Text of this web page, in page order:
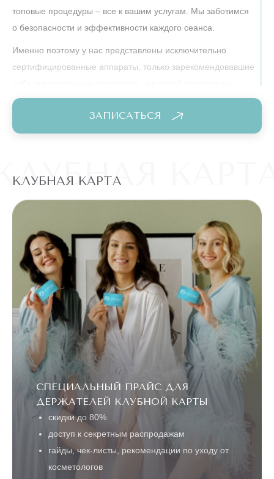
Мурманск
Нижний Новгород
Нижний Тагил
Орел
Оренбург
Орск
П
Пенза
Пермь
Петрозаводск
Псков
Ростов-на-Дону
Рязань
Самара
топовые процедуры – все к вашим услугам. Мы заботимся
о безопасности и эффективности каждого сеанса.
Именно поэтому у нас представлены исключительно
сертифицированные аппараты, только зарекомендовавшие
используем строгие протоколы. У нас вас ждет
исключительно слаженный системный уход.
красоту.
Процедуры в «Подружках» – не просто эстетика, это
настоящее вложение в свою красоту и эмоциональное
здоровье.
ЗАПИСАТЬСЯ
КЛУБНАЯ КАРТА
СПЕЦИАЛЬНЫЙ ПРАЙС ДЛЯ
ДЕРЖАТЕЛЕЙ КЛУБНОЙ КАРТЫ
скидки до 80%
доступ к секретным распродажам
гайды, чек-листы, рекомендации по уходу от
косметологов